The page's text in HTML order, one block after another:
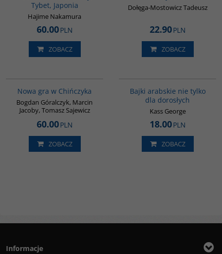
Tybet, Japonia
Hajime Nakamura
60.00PLN
ZOBACZ
Dołęga-Mostowicz Tadeusz
22.90PLN
ZOBACZ
Nowa gra w Chińczyka
Bogdan Góralczyk, Marcin
Jacoby, Tomasz Sajewicz
60.00PLN
ZOBACZ
Bajki arabskie nie tylko
dla dorosłych
Kass George
18.00PLN
ZOBACZ
Informacje